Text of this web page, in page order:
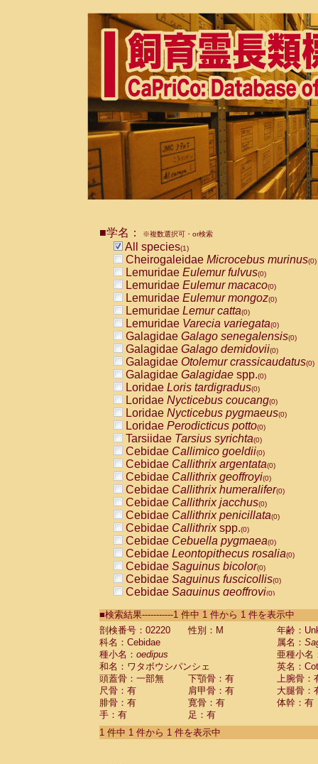
■学名： ※複数選択可・or検索
All species(1)
Cheirogaleidae Microcebus murinus(0)
Lemuridae Eulemur fulvus(0)
Lemuridae Eulemur macaco(0)
Lemuridae Eulemur mongoz(0)
Lemuridae Lemur catta(0)
Lemuridae Varecia variegata(0)
Galagidae Galago senegalensis(0)
Galagidae Galago demidovii(0)
Galagidae Otolemur crassicaudatus(0)
Galagidae Galagidae spp.(0)
Loridae Loris tardigradus(0)
Loridae Nycticebus coucang(0)
Loridae Nycticebus pygmaeus(0)
Loridae Perodicticus potto(0)
Tarsiidae Tarsius syrichta(0)
Cebidae Callimico goeldii(0)
Cebidae Callithrix argentata(0)
Cebidae Callithrix geoffroyi(0)
Cebidae Callithrix humeralifer(0)
Cebidae Callithrix jacchus(0)
Cebidae Callithrix penicillata(0)
Cebidae Callithrixspp.(0)
Cebidae Cebuella pygmaea(0)
Cebidae Leontopithecus rosalia(0)
Cebidae Saguinus bicolor(0)
Cebidae Saguinus fuscicollis(0)
Cebidae Saguinus geoffroyi(0)
CebidaeSaguinus labiatus(0)
Cebidae Saguinus leucopus (0)
Cebidae
Cebidae
CebidaeSaguinus nigricollis (0)
Cebidae Saguinus oedipus
Cebidae Saguinus weddelli
Cebidae Saguinusspp.
Cebidae Aotus trivirgatus
Cebidae Cebus albifrons
■検索結果-----------1 件中 1 件から 1 件を表示中
剖検番号：02220
性別：M
年齢：
科名：Cebidae
属名：
種小名： oedipus
亜種小名
和名：ワタボウシパンシェ
英名：
頭蓋骨：一部無
下顎骨：有
上腕骨：
尺骨：有
肩甲骨：有
大腿骨：
腓骨：有
寛骨：有
体幹：有
手：有
足：有
1 件中 1 件から 1 件を表示中